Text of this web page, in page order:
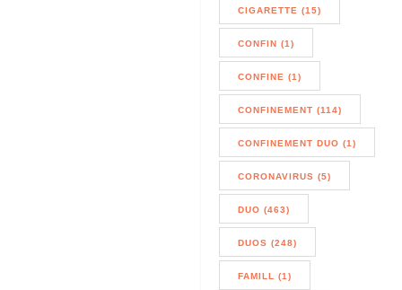
CIGARETTE (15)
CONFIN (1)
CONFINE (1)
CONFINEMENT (114)
CONFINEMENT DUO (1)
CORONAVIRUS (5)
DUO (463)
DUOS (248)
FAMILL (1)